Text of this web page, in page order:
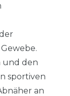
und den
sportiven
an